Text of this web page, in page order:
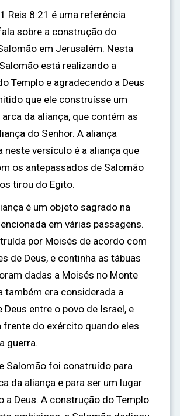
Reis 8:21 é uma referência
sobre a construção do
em Jerusalém. Nesta
está realizando a
Templo e agradecendo a Deus
que ele construísse um
arca da aliança, que contém as
do Senhor. A aliança
neste versículo é a aliança que
os antepassados de Salomão
tirou do Egito.
é um objeto sagrado na
em várias passagens.
por Moisés de acordo com
de Deus, e continha as tábuas
dadas a Moisés no Monte
também era considerada a
Deus entre o povo de Israel, e
frente do exército quando eles
guerra.
Salomão foi construído para
da aliança e para ser um lugar
a Deus. A construção do Templo